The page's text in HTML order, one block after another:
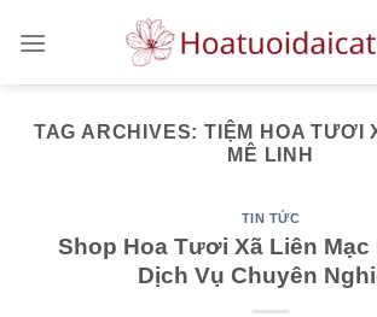
TAG ARCHIVES:TIỆM HOA TƯƠI
MÊ LINH
TIN TỨC
Shop Hoa Tươi Xã Liên Mạc
Dịch Vụ Chuyên